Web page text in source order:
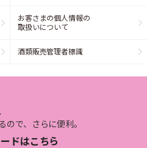
お客さまの個人情報の
取扱いについて
酒類販売管理者標識
ので、さらに便利。
ドはこちら